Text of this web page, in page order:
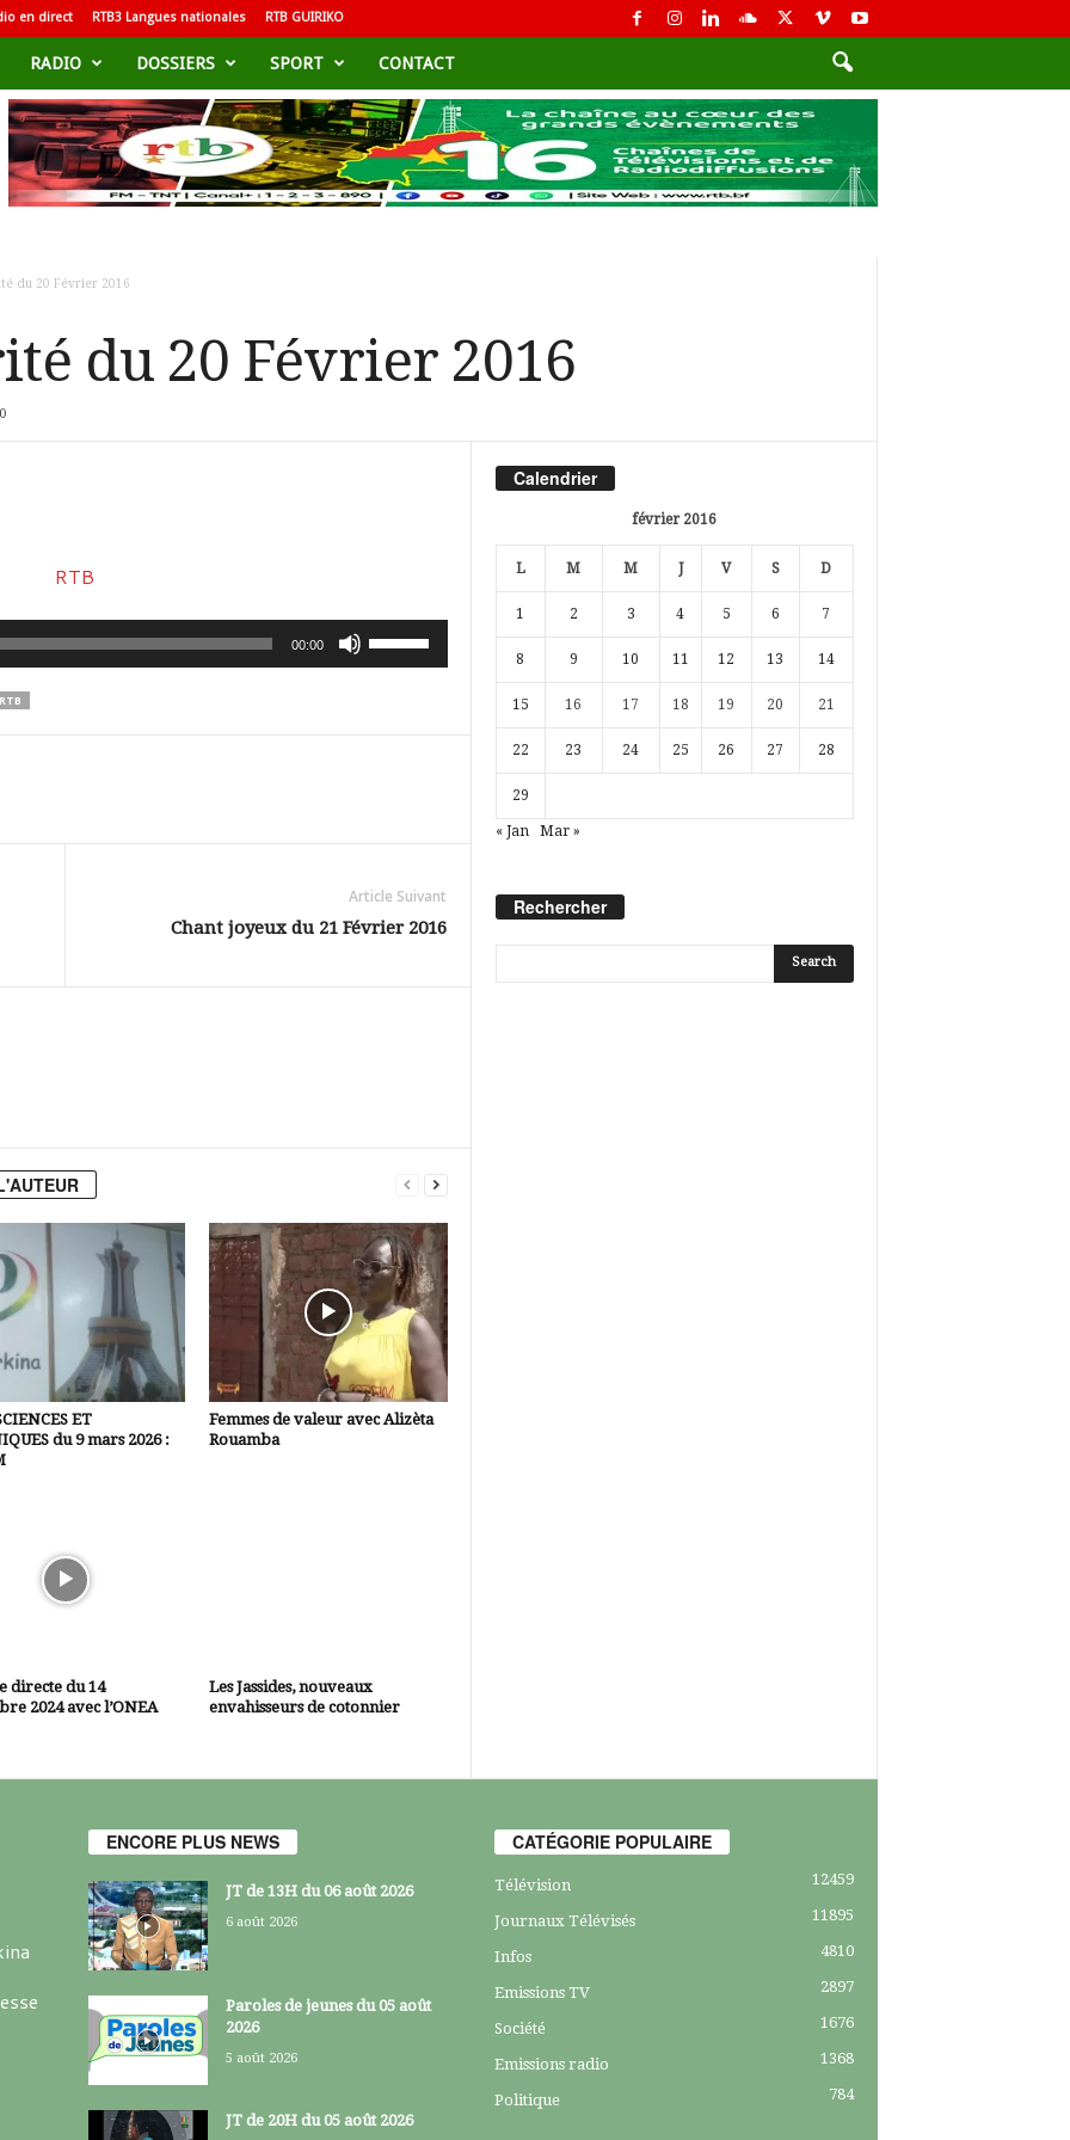
en direct RTB3 Langues nationales RTB GUIRIKO
RADIO DOSSIERS SPORT CONTACT
du 20 Février 2016
du 20 Février 2016
0
00:00
Utilisez
les
ou
diminuer
le
RTB
Article Suivant
Chant joyeux du 21 Février 2016
ET
du 9 mars 2026 :
Femmes de valeur avec Alizèta
Rouamba
directe du 14
2024 avec l’ONEA
Les Jassides, nouveaux
envahisseurs de cotonnier
Calendrier
février 2016
L M M J V S D
1 2 3 4 5 6 7
8 9 10 11 12 13 14
15 16 17 18 19 20 21
22 23 24 25 26 27 28
29
« Jan Mar »
Rechercher
ENCORE PLUS NEWS
JT de 13H du 06 août 2026
6 août 2026
Paroles de jeunes du 05 août
2026
5 août 2026
JT de 20H du 05 août 2026
CATÉGORIE POPULAIRE
Télévision 12459
Journaux Télévisés 11895
Infos 4810
Emissions TV 2897
Société 1676
Emissions radio 1368
Politique 784